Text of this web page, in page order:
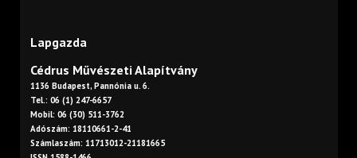
Lapgazda
Cédrus Művészeti Alapítvány
1136 Budapest, Pannónia u. 6.
Tel.: 06 (1) 247-6657
Mobil: 06 (30) 511-3762
Adószám: 18110661-2-41
Számlaszám: 11713012-21181665